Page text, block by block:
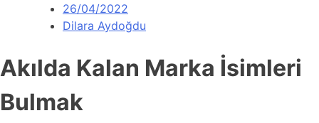
26/04/2022
Dilara Aydoğdu
Akılda Kalan Marka İsimleri
Bulmak